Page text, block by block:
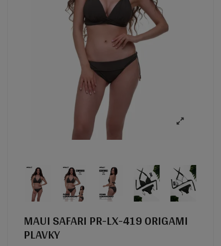
MAUI SAFARI PR-LX-419 ORIGAMI
PLAVKY